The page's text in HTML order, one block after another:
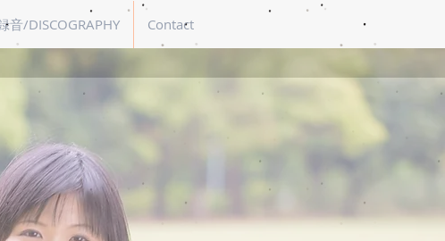
音/DISCOGRAPHY Contact